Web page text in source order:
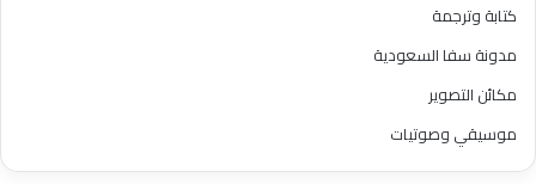
كتابة وترجمة
مدونة سفا السعودية
مكائن التصوير
موسيقي وصوتيات